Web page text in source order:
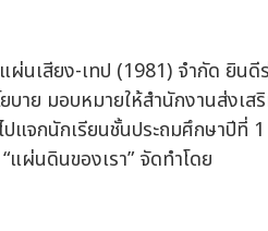
นเสียง-เทป (1981) จำกัด ยินดี
บาย มอบหมายให้สำนักงานส่ง
ปแจกนักเรียนชั้นประถมศึกษาปี
แผ่นดินของเรา” จัดทำโดย